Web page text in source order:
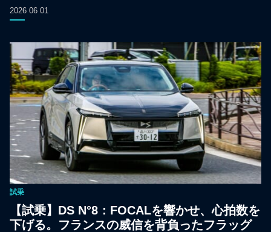
2026 06 01
試乗
【試乗】DS N°8：FOCALを響かせ、心拍数を
下げる。フランスの威信を背負ったフラッグ